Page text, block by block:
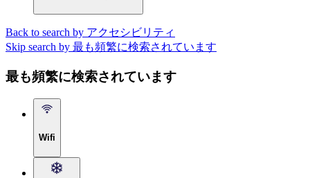
Back to search by アクセシビリティ
Skip search by 最も頻繁に検索されています
最も頻繁に検索されています
Wifi